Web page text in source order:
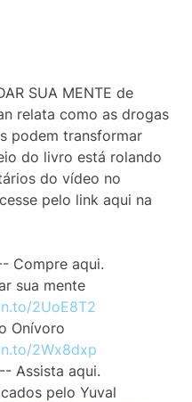
SUA MENTE de
relata como as drogas
podem transformar
do livro está rolando
do vídeo no
pelo link aqui na
Compre aqui.
sua mente
2UoE8T2
Onívoro
2Wx8dxp
Assista aqui.
pelo Yuval